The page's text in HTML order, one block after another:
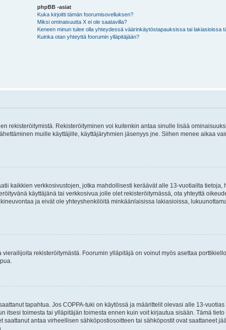
phpBB -asiat
Kuka kirjoitti tämän foorumisovelluksen?
Miksi ominaisuutta X ei ole saatavilla?
Keneen minun tulee olla yhteydessä väärinkäytöstapauksissa tai lakiasioissa
Kuinka otan yhteyttä foorumin ylläpitäjään?
rekisteröitymistä. Rekisteröityminen voi kuitenkin antaa sinulle lisää
muille käyttäjille, käyttäjäryhmien jäsenyys jne. Siihen menee aikaa
kaikkien verkkosivustojen, jotka mahdollisesti keräävät alle 13-vuotiailta
käyttäjänä tai verkkosivua jolle olet rekisteröitymässä, ota yhteyttä
ja eivät ole yhteyshenkilöitä minkäänlaisissa lakiasioissa,
rekisteröitymästä. Foorumin ylläpitäjä on voinut myös asettaa
tapahtua. Jos COPPA-tuki on käytössä ja määrittelit olevasi alle 13-
toimesta tai ylläpitäjän toimesta ennen kuin voit kirjautua sisään. Tämä
antaa virheellisen sähköpostiosoitteen tai sähköpostit ovat saattaneet